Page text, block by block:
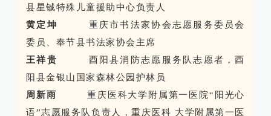
县星铖特殊儿童援助中心负责人
黄定坤
重庆市书法家协会志愿服务委员会
委员、奉节县书法家协会主席
王祥贵 酉阳县消防志愿服务队志愿者，酉
阳县金银山国家森林公园护林员
周新雨
重庆医科大学附属第一医院“阳光心
语”志愿服务队负责人，重庆医科 大学附属第一医